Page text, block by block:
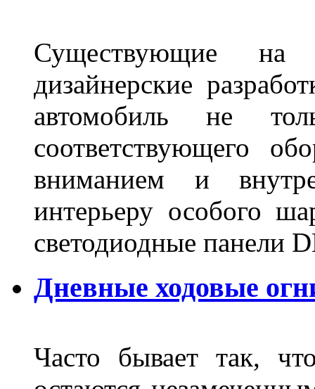
Существующие
дизайнерские
автомобиль не
соответствующего
вниманием и
интерьеру особого
светодиодные панели
Дневные ходовые
Часто бывает так,